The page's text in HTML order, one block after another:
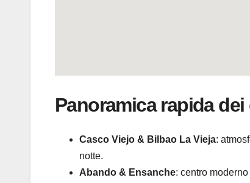
Panoramica rapida
Casco Viejo & Bilbao La Vieja:
notte.
Abando & Ensanche: centro